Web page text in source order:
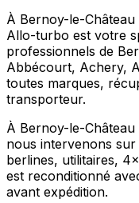
À Bernoy-le-
Allo-turbo est votre
professionnels de
Abbécourt, Achery,
toutes marques,
transporteur.
À Bernoy-le-
nous intervenons
berlines, utilitaires,
est reconditionné
avant expédition.